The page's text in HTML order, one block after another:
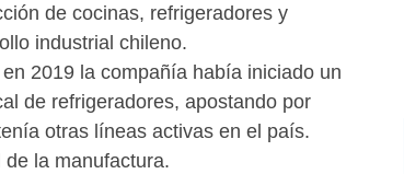
de cocinas, refrigeradores y
industrial chileno.
2019 la compañía había iniciado un
de refrigeradores, apostando por
otras líneas activas en el país.
la manufactura.